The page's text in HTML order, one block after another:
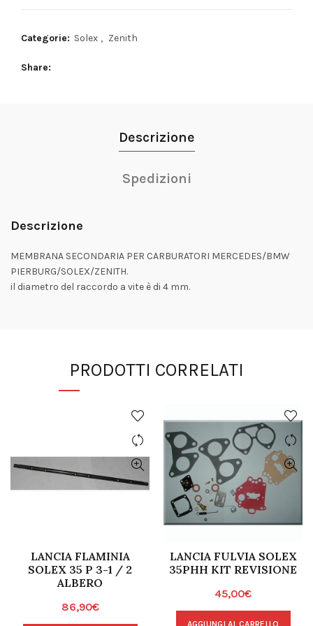
Categorie: Solex , Zenith
Share
Descrizione
Spedizioni
Descrizione
MEMBRANA SECONDARIA PER CARBURATORI MERCEDES/BMW
PIERBURG/SOLEX/ZENITH.
il diametro del raccordo a vite è di 4 mm.
PRODOTTI CORRELATI
LANCIA FLAMINIA
SOLEX 35 P 3-1 / 2
ALBERO
86,90€
LANCIA FULVIA SOLEX
35PHH KIT REVISIONE
45,00€